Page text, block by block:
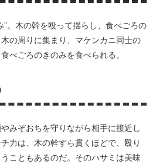
”。木の幹を殴って揺らし、食べごろの
の周りに集まり、マケンカニ同士の
べごろのきのみを食べられる。
みぞおちを守りながら相手に接近し
力は、木の幹すら貫くほどで、殴り
こともあるのだ。そのハサミは美味